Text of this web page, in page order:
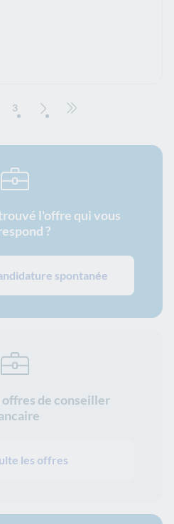
3
l'offre qui vous
?
spontanée
de conseiller
les offres